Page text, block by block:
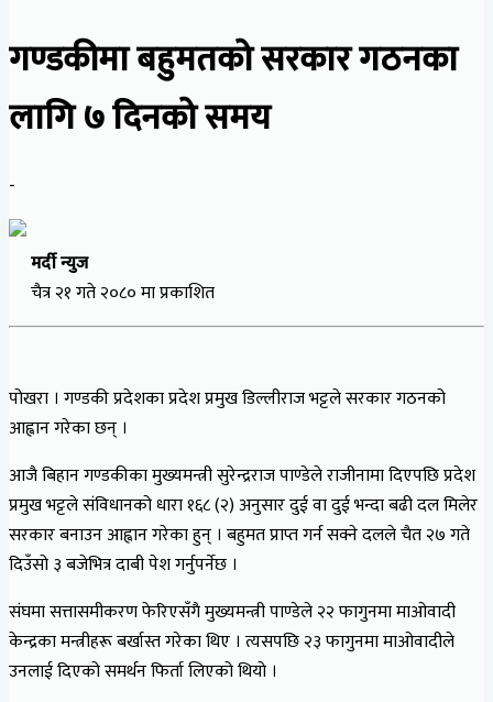
गण्डकीमा बहुमतको सरकार गठनका
लागि ७ दिनको समय
-
मर्दी न्युज
चैत्र २१ गते २०८० मा प्रकाशित
पोखरा । गण्डकी प्रदेशका प्रदेश प्रमुख डिल्लीराज भट्टले सरकार गठनको
आह्वान गरेका छन् ।
आजै बिहान गण्डकीका मुख्यमन्त्री सुरेन्द्रराज पाण्डेले राजीनामा दिएपछि प्रदेश
प्रमुख भट्टले संविधानको धारा १६८ (२) अनुसार दुई वा दुई भन्दा बढी दल मिलेर
सरकार बनाउन आह्वान गरेका हुन् । बहुमत प्राप्त गर्न सक्ने दलले चैत २७ गते
दिउँसो ३ बजेभित्र दाबी पेश गर्नुपर्नेछ ।
संघमा सत्तासमीकरण फेरिएसँगै मुख्यमन्त्री पाण्डेले २२ फागुनमा माओवादी
केन्द्रका मन्त्रीहरू बर्खास्त गरेका थिए । त्यसपछि २३ फागुनमा माओवादीले
उनलाई दिएको समर्थन फिर्ता लिएको थियो ।